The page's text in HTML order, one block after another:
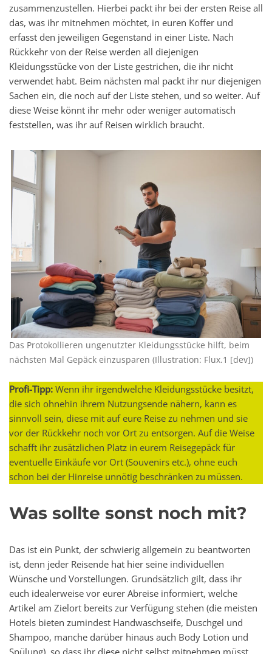
zusammenzustellen. Hierbei packt ihr bei der ersten Reise all
das, was ihr mitnehmen möchtet, in euren Koffer und
erfasst den jeweiligen Gegenstand in einer Liste. Nach
Rückkehr von der Reise werden all diejenigen
Kleidungsstücke von der Liste gestrichen, die ihr nicht
verwendet habt. Beim nächsten mal packt ihr nur diejenigen
Sachen ein, die noch auf der Liste stehen, und so weiter. Auf
diese Weise könnt ihr mehr oder weniger automatisch
feststellen, was ihr auf Reisen wirklich braucht.
Das Protokollieren ungenutzter Kleidungsstücke hilft, beim
nächsten Mal Gepäck einzusparen (Illustration: Flux.1 [dev])
Profi-Tipp: Wenn ihr irgendwelche Kleidungsstücke besitzt,
die sich ohnehin ihrem Nutzungsende nähern, kann es
sinnvoll sein, diese mit auf eure Reise zu nehmen und sie
vor der Rückkehr noch vor Ort zu entsorgen. Auf die Weise
schafft ihr zusätzlichen Platz in eurem Reisegepäck für
eventuelle Einkäufe vor Ort (Souvenirs etc.), ohne euch
schon bei der Hinreise unnötig beschränken zu müssen.
Was sollte sonst noch mit?
Das ist ein Punkt, der schwierig allgemein zu beantworten
ist, denn jeder Reisende hat hier seine individuellen
Wünsche und Vorstellungen. Grundsätzlich gilt, dass ihr
euch idealerweise vor eurer Abreise informiert, welche
Artikel am Zielort bereits zur Verfügung stehen (die meisten
Hotels bieten zumindest Handwaschseife, Duschgel und
Shampoo, manche darüber hinaus auch Body Lotion und
Spülung), so dass ihr diese nicht selbst mitnehmen müsst.